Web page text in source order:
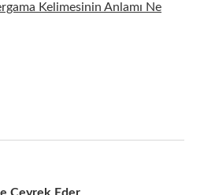
Kelimesinin Anlamı Ne